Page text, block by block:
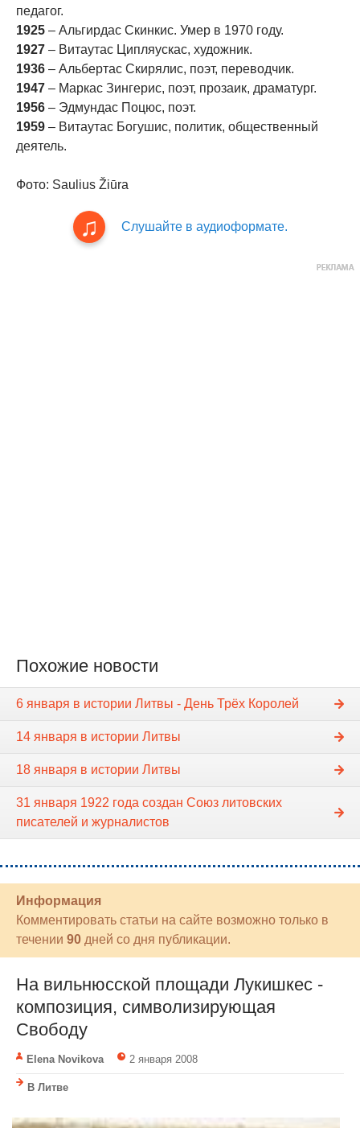
педагог.
1925 – Альгирдас Скинкис. Умер в 1970 году.
1927 – Витаутас Ципляускас, художник.
1936 – Альбертас Скирялис, поэт, переводчик.
1947 – Маркас Зингерис, поэт, прозаик, драматург.
1956 – Эдмундас Поцюс, поэт.
1959 – Витаутас Богушис, политик, общественный
деятель.
Фото: Saulius Žiūra
Слушайте в аудиоформате.
Похожие новости
6 января в истории Литвы - День Трёх Королей
14 января в истории Литвы
18 января в истории Литвы
31 января 1922 года создан Союз литовских
писателей и журналистов
Информация
Комментировать статьи на сайте возможно только в
течении 90 дней со дня публикации.
На вильнюсской площади Лукишкес -
композиция, символизирующая
Свободу
Elena Novikova 2 января 2008
В Литве